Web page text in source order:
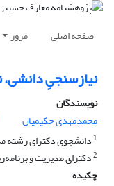
صفحه اصلی مرور
نیازسنجیِ
نویسندگان
محمدمهدی حکیمیان
1 دانشجوی دکترای رشته
2دکترای مدیریت و
چکیده